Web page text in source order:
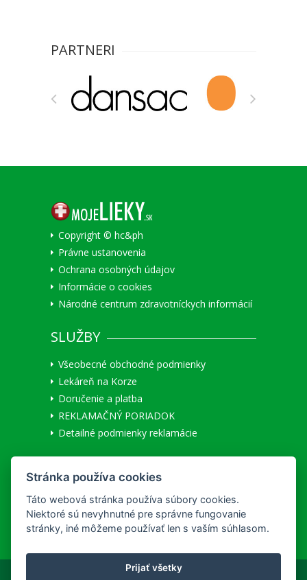
PARTNERI
Copyright © hc&ph
Právne ustanovenia
Ochrana osobných údajov
Informácie o cookies
Národné centrum zdravotníckych informácií
SLUŽBY
Všeobecné obchodné podmienky
Lekáreň na Korze
Doručenie a platba
REKLAMAČNÝ PORIADOK
Detailné podmienky reklamácie
Užívateľ: Neprihlásený
Prihlásiť
Registrácia nového zákazníka
Stránka používa cookies
Táto webová stránka používa súbory cookies.
Niektoré sú nevyhnutné pre správne fungovanie
stránky, iné môžeme používať len s vaším súhlasom.
Prijať všetky